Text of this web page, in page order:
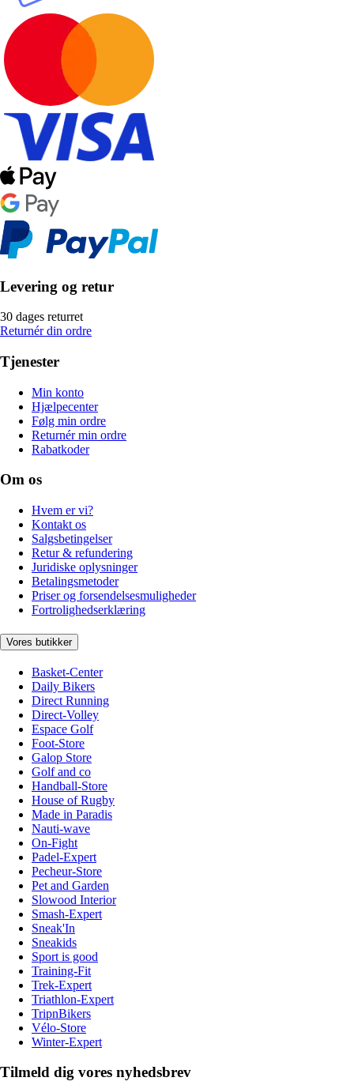
Levering og retur
30 dages returret
Returnér din ordre
Tjenester
Min konto
Hjælpecenter
Følg min ordre
Returnér min ordre
Rabatkoder
Om os
Hvem er vi?
Kontakt os
Salgsbetingelser
Retur & refundering
Juridiske oplysninger
Betalingsmetoder
Priser og forsendelsesmuligheder
Fortrolighedserklæring
Vores butikker
Basket-Center
Daily Bikers
Direct Running
Direct-Volley
Espace Golf
Foot-Store
Galop Store
Golf and co
Handball-Store
House of Rugby
Made in Paradis
Nauti-wave
On-Fight
Padel-Expert
Pecheur-Store
Pet and Garden
Slowood Interior
Smash-Expert
Sneak'In
Sneakids
Sport is good
Training-Fit
Trek-Expert
Triathlon-Expert
TripnBikers
Vélo-Store
Winter-Expert
Tilmeld dig vores nyhedsbrev